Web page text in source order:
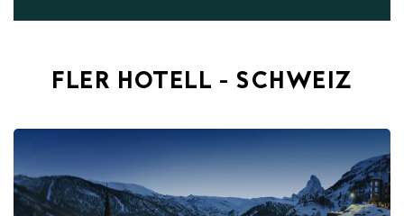
FLER HOTELL - SCHWEIZ